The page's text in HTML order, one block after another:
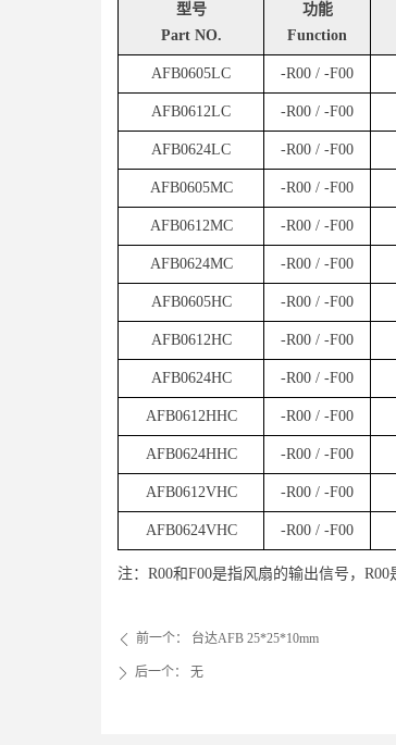
ꄴ 前一个： 台达AFB 25*25*10mm
ꄲ 后一个： 无
型号
Part NO.
功能
Function
AFB0605LC -R00 / -F00
AFB0612LC -R00 / -F00
AFB0624LC -R00 / -F00
AFB0605MC -R00 / -F00
AFB0612MC -R00 / -F00
AFB0624MC -R00 / -F00
AFB0605HC -R00 / -F00
AFB0612HC -R00 / -F00
AFB0624HC -R00 / -F00
AFB0612HHC -R00 / -F00
AFB0624HHC
-R00 / -F00
AFB0612VHC -R00 / -F00
AFB0624VHC
-R00 / -F00
注：R00和F00是指风扇的输出信号，